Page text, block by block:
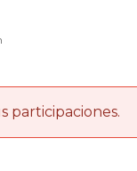
participaciones.